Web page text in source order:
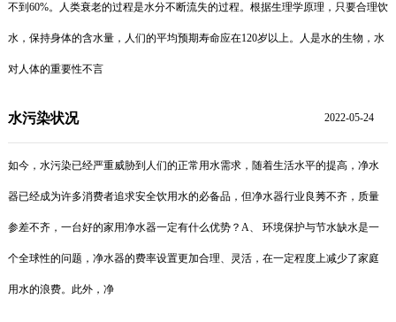
不到60%。人类衰老的过程是水分不断流失的过程。根据生理学原理，只要合理饮
水，保持身体的含水量，人们的平均预期寿命应在120岁以上。人是水的生物，水
对人体的重要性不言
2022-05-24
水污染状况
如今，水污染已经严重威胁到人们的正常用水需求，随着生活水平的提高，净水
器已经成为许多消费者追求安全饮用水的必备品，但净水器行业良莠不齐，质量
参差不齐，一台好的家用净水器一定有什么优势？A、 环境保护与节水缺水是一
个全球性的问题，净水器的费率设置更加合理、灵活，在一定程度上减少了家庭
用水的浪费。此外，净